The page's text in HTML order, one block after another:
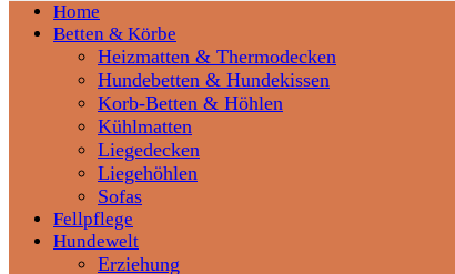
Home
Betten & Körbe
Heizmatten & Thermodecken
Hundebetten & Hundekissen
Korb-Betten & Höhlen
Kühlmatten
Liegedecken
Liegehöhlen
Sofas
Fellpflege
Hundewelt
Erziehung